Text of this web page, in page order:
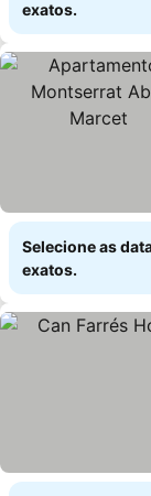
exatos.
Selecione as
exatos.